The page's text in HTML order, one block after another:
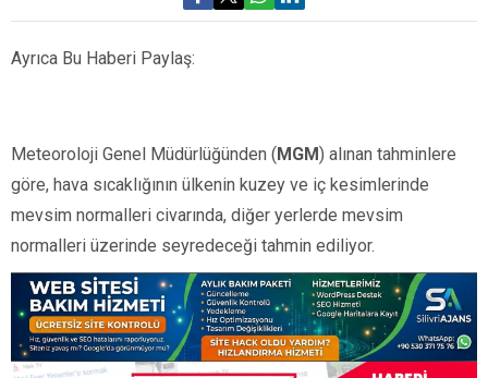
Ayrıca Bu Haberi Paylaş:
Meteoroloji Genel Müdürlüğünden (MGM) alınan tahminlere
göre, hava sıcaklığının ülkenin kuzey ve iç kesimlerinde
mevsim normalleri civarında, diğer yerlerde mevsim
normalleri üzerinde seyredeceği tahmin ediliyor.